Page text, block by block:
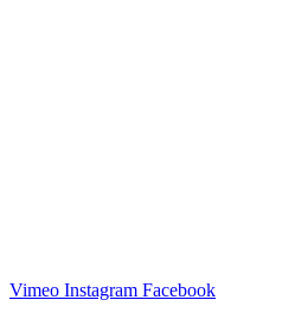
Vimeo Instagram Facebook